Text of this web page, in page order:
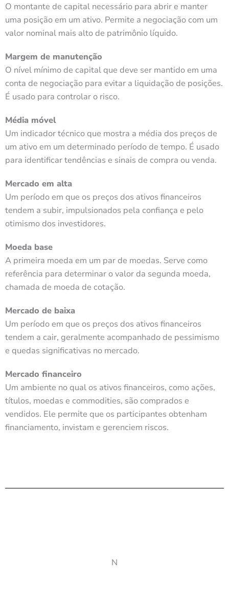
O montante de capital necessário para abrir e manter
uma posição em um ativo. Permite a negociação com um
valor nominal mais alto de patrimônio líquido.
Margem de manutenção
O nível mínimo de capital que deve ser mantido em uma
conta de negociação para evitar a liquidação de posições.
É usado para controlar o risco.
Média móvel
Um indicador técnico que mostra a média dos preços de
um ativo em um determinado período de tempo. É usado
para identificar tendências e sinais de compra ou venda.
Mercado em alta
Um período em que os preços dos ativos financeiros
tendem a subir, impulsionados pela confiança e pelo
otimismo dos investidores.
Moeda base
A primeira moeda em um par de moedas. Serve como
referência para determinar o valor da segunda moeda,
chamada de moeda de cotação.
Mercado de baixa
Um período em que os preços dos ativos financeiros
tendem a cair, geralmente acompanhado de pessimismo
e quedas significativas no mercado.
Mercado financeiro
Um ambiente no qual os ativos financeiros, como ações,
títulos, moedas e commodities, são comprados e
vendidos. Ele permite que os participantes obtenham
financiamento, invistam e gerenciem riscos.
N